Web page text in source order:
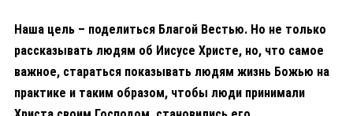
Наша цель – поделиться Благой Вестью. Но не только
рассказывать людям об Иисусе Христе, но, что самое
важное, стараться показывать людям жизнь Божью на
практике и таким образом, чтобы люди принимали